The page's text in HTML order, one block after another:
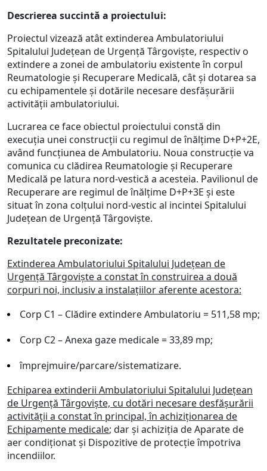
Descrierea succintă a proiectului:
Proiectul vizează atât extinderea Ambulatoriului
Spitalului Județean de Urgență Târgoviște, respectiv o
extindere a zonei de ambulatoriu existente în corpul
Reumatologie și Recuperare Medicală, cât și dotarea sa
cu echipamentele și dotările necesare desfășurării
activității ambulatoriului.
Lucrarea ce face obiectul proiectului constă din
execuția unei construcții cu regimul de înălțime D+P+2E,
având funcțiunea de Ambulatoriu. Noua construcție va
comunica cu clădirea Reumatologie și Recuperare
Medicală pe latura nord-vestică a acesteia. Pavilionul de
Recuperare are regimul de înălțime D+P+3E și este
situat în zona colțului nord-vestic al incintei Spitalului
Județean de Urgență Târgoviște.
Rezultatele preconizate:
Extinderea Ambulatoriului Spitalului Județean de
Urgență Târgoviște a constat în construirea a două
corpuri noi, inclusiv a instalațiilor aferente acestora:
Corp C1 – Clădire extindere Ambulatoriu = 511,58 mp;
Corp C2 – Anexa gaze medicale = 33,89 mp;
împrejmuire/parcare/sistematizare.
Echiparea extinderii Ambulatoriului Spitalului Județean
de Urgență Târgoviște, cu dotări necesare desfășurării
activității a constat în principal, în achiziționarea de
Echipamente medicale; dar și achiziția de Aparate de
aer condiționat și Dispozitive de protecție împotriva
incendiilor.